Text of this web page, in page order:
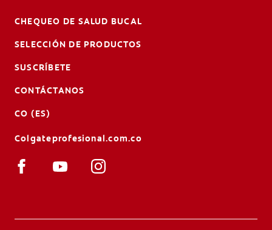
CHEQUEO DE SALUD BUCAL
SELECCIÓN DE PRODUCTOS
SUSCRÍBETE
CONTÁCTANOS
CO (ES)
Colgateprofesional.com.co